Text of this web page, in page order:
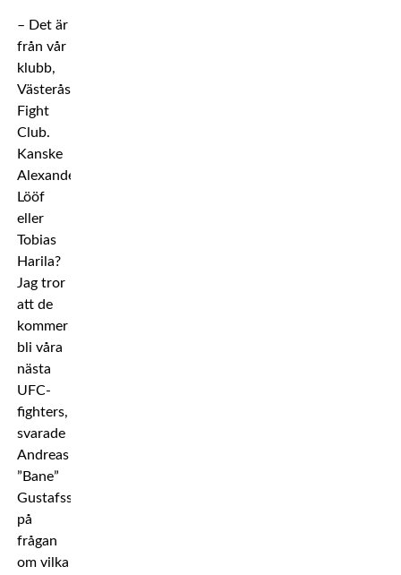
– Det är
från vår
klubb,
Västerås
Fight
Club.
Kanske
Alexander
Lööf
eller
Tobias
Harila?
Jag tror
att de
kommer
bli våra
nästa
UFC-
fighters,
svarade
Andreas
”Bane”
Gustafsson
på
frågan
om vilka